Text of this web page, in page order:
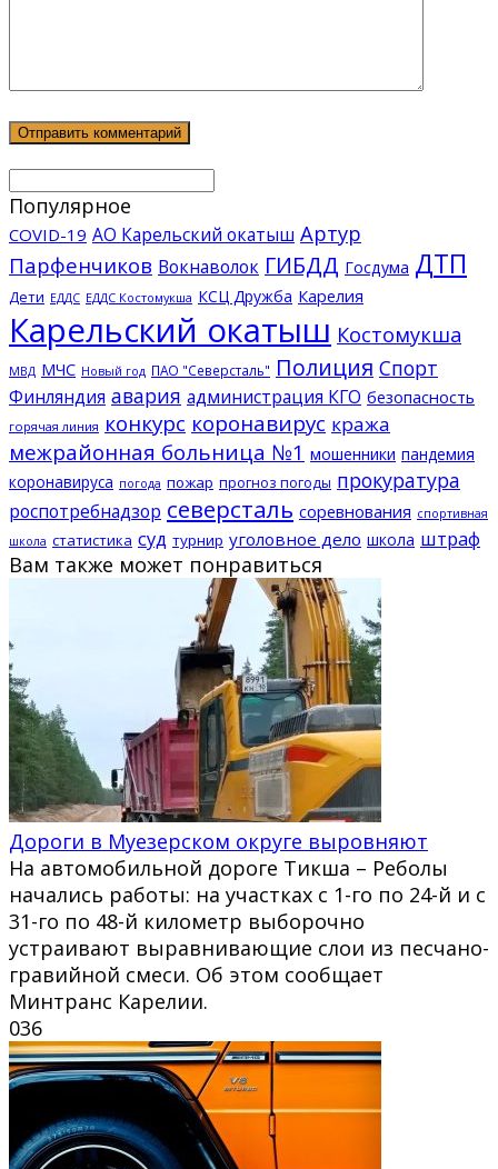
Популярное
COVID-19 АО Карельский окатыш Артур
Парфенчиков Вокнаволок ГИБДД Госдума ДТП
Дети ЕДДС ЕДДС Костомукша КСЦ Дружба Карелия
Карельский окатыш Костомукша
МВД МЧС Новый год ПАО "Северсталь" Полиция Спорт
Финляндия авария администрация КГО безопасность
горячая линия конкурс коронавирус кража
межрайонная больница №1 мошенники пандемия
коронавируса погода пожар прогноз погоды прокуратура
роспотребнадзор северсталь соревнования спортивная
школа статистика суд турнир уголовное дело школа штраф
Вам также может понравиться
Дороги в Муезерском округе выровняют
На автомобильной дороге Тикша – Реболы
начались работы: на участках с 1-го по 24-й и с
31-го по 48-й километр выборочно
устраивают выравнивающие слои из песчано-
гравийной смеси. Об этом сообщает
Минтранс Карелии.
036